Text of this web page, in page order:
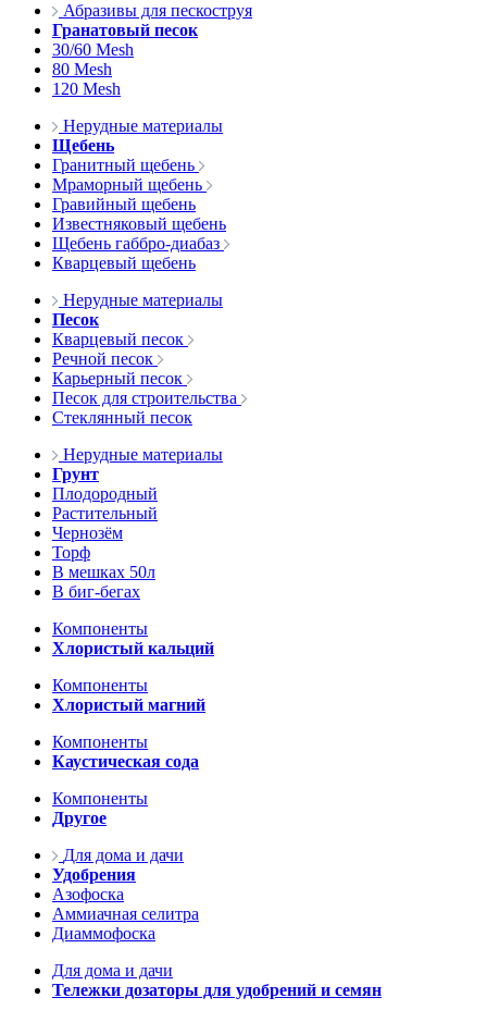
Абразивы для пескоструя
Гранатовый песок
30/60 Mesh
80 Mesh
120 Mesh
Нерудные материалы
Щебень
Гранитный щебень
Мраморный щебень
Гравийный щебень
Известняковый щебень
Щебень габбро-диабаз
Кварцевый щебень
Нерудные материалы
Песок
Кварцевый песок
Речной песок
Карьерный песок
Песок для строительства
Стеклянный песок
Нерудные материалы
Грунт
Плодородный
Растительный
Чернозём
Торф
В мешках 50л
В биг-бегах
Компоненты
Хлористый кальций
Компоненты
Хлористый магний
Компоненты
Каустическая сода
Компоненты
Другое
Для дома и дачи
Удобрения
Азофоска
Аммиачная селитра
Диаммофоска
Для дома и дачи
Тележки дозаторы для удобрений и семян